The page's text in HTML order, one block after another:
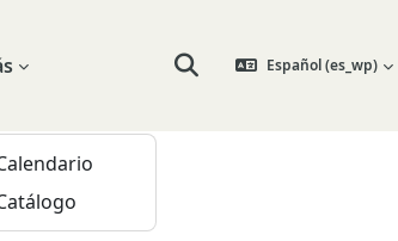
Selector de búsqueda de
Español ‎(es_wp)‎